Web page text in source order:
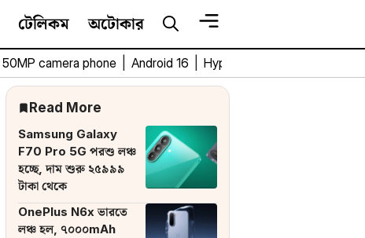
টেলিকম অটোকার
50MP camera phone Android 16 HyperOS 3
Read More
Samsung Galaxy
F70 Pro 5G পরশু লঞ্চ
হচ্ছে, দাম শুরু ২৫৯৯৯
টাকা থেকে
OnePlus N6x ভারতে
লঞ্চ হল, ৭০০০mAh